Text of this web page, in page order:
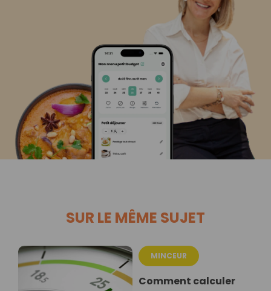
SUR LE MÊME SUJET
MINCEUR
Comment calculer